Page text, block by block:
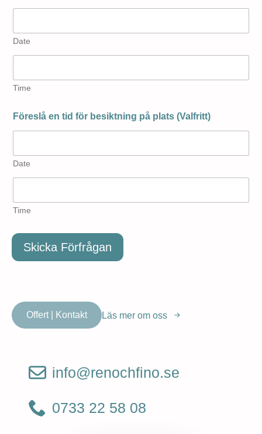
Date
Time
Föreslå en tid för besiktning på plats (Valfritt)
Date
Time
Skicka Förfrågan
Offert | Kontakt Läs mer om oss
info@renochfino.se
0733 22 58 08